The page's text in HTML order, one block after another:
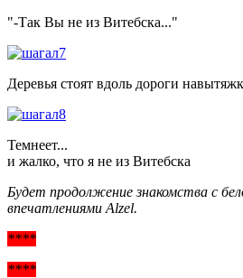
"-Так Вы не из Витебска..."
Деревья стоят вдоль дороги
Темнеет...
и жалко, что я не из Витебска
Будет продолжение знакомства с
впечатлениями Alzel.
****
****